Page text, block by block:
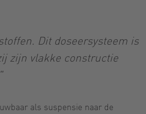
Dit doseersysteem is
zijn vlakke constructie
als suspensie naar de